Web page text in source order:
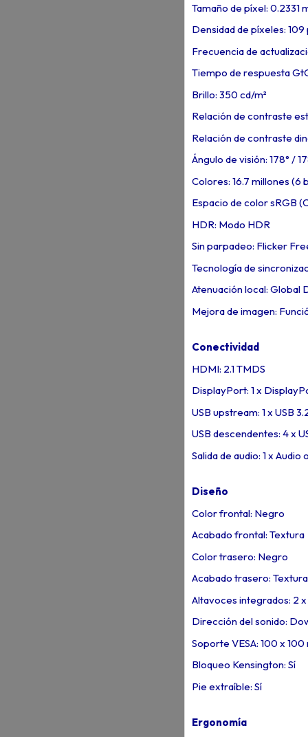
Tamaño de píxel: 0.2331
Densidad de píxeles: 109
Frecuencia de
Tiempo de respuesta
Brillo: 350 cd/m²
Relación de contraste
Relación de contraste
Ángulo de visión: 178° /
Colores: 16.7 millones (6
Espacio de color sRGB
HDR: Modo HDR
Sin parpadeo: Flicker
Tecnología de
Atenuación local: Global
Mejora de imagen:
Conectividad
HDMI: 2.1 TMDS
DisplayPort: 1 x
USB upstream: 1 x USB
USB descendentes: 4 x
Salida de audio: 1 x Audio
Diseño
Color frontal: Negro
Acabado frontal: Textura
Color trasero: Negro
Acabado trasero: Textura
Altavoces integrados: 2
Dirección del sonido:
Soporte VESA: 100 x 100
Bloqueo Kensington: Sí
Pie extraíble: Sí
Ergonomía